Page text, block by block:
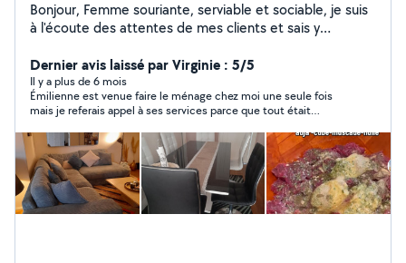
Bonjour, Femme souriante, serviable et sociable, je suis
à l'écoute des attentes de mes clients et sais y
disponible immédiatement. N'hésitez pas à revenir vers
moi.
Dernier avis laissé par Virginie : 5/5
Il y a plus de 6 mois
Émilienne est venue faire le ménage chez moi une seule fois
mais je referais appel à ses services parce que tout était
tres agréable. Je recommande vivement !